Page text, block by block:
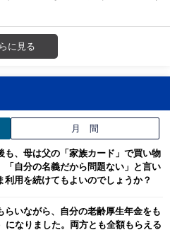
に見る
月 間
も、母は父の「家族カード」で買い物
「自分の名義だから問題ない」と言い
利用を続けてもよいのでしょうか？
らいながら、自分の老齢厚生年金をも
になりました。両方とも全額もらえる